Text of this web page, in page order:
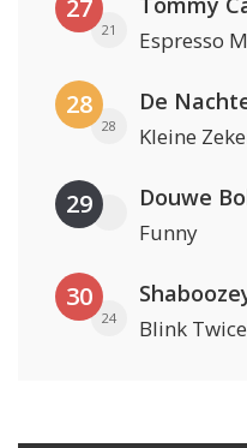
27
21 Espresso
28
28
De
Kleine
29 Douwe
Funny
30
24 Blink Twice